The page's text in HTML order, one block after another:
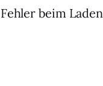
Fehler beim